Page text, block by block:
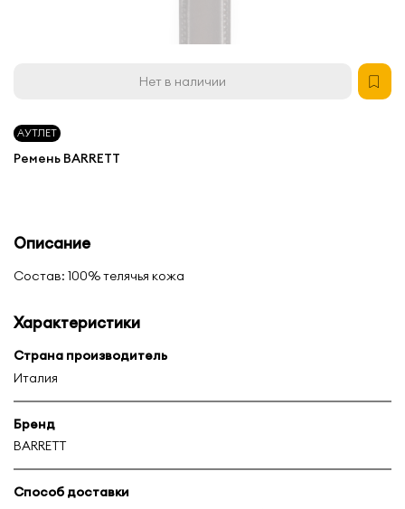
АУТЛЕТ
Ремень BARRETT
Нет в наличии
Описание
Состав: 100% телячья кожа
Характеристики
Страна производитель
Италия
Бренд
BARRETT
Способ доставки